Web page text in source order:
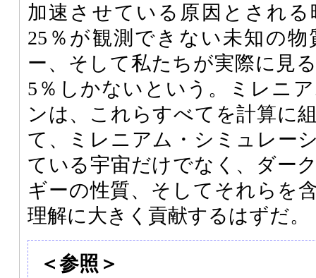
加速させている原因とされ
25％が観測できない未知の
ー、そして私たちが実際に見
5％しかないという。ミレニ
ンは、これらすべてを計算に
て、ミレニアム・シミュレー
ている宇宙だけでなく、ダー
ギーの性質、そしてそれらを
理解に大きく貢献するはずだ。
＜参照＞